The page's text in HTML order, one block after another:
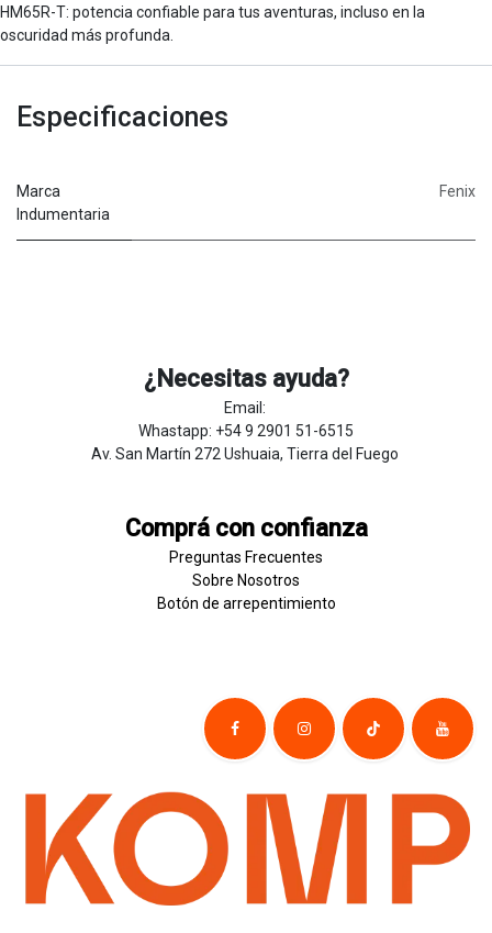
HM65R-T: potencia confiable para tus aventuras, incluso en la
oscuridad más profunda.
Especificaciones
Marca
Indumentaria
Fenix
¿Necesitas ayuda?
Email:
Whastapp: +54 9 2901 51-6515
Av. San Martín 272 Ushuaia, Tierra del Fuego
Comprá con confianza
Preguntas Frecuentes
Sobre Nosotros
Botón de ​arrepentim​​​iento